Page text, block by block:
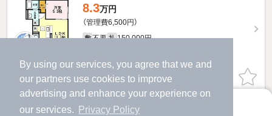
By using our services, you agree that we and
our partners use cookies to improve
advertising and enhance your experience on
our services.
Privacy Policy
アプリに切り替えて、サクサクお部屋探し
8.3万円
（管理費6,500円）
敷 不要 礼 150,000円
お問い合わせ（無料）